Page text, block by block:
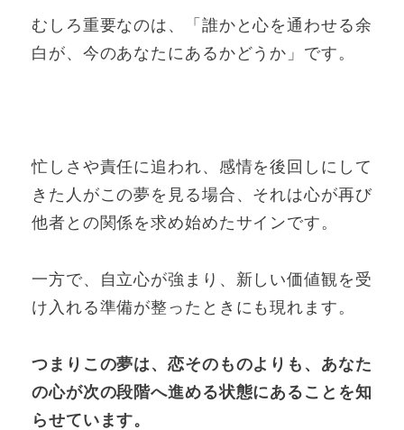
むしろ重要なのは、「誰かと心を通わせる余
白が、今のあなたにあるかどうか」です。
忙しさや責任に追われ、感情を後回しにして
きた人がこの夢を見る場合、それは心が再び
他者との関係を求め始めたサインです。
一方で、自立心が強まり、新しい価値観を受
け入れる準備が整ったときにも現れます。
つまりこの夢は、恋そのものよりも、あなた
の心が次の段階へ進める状態にあることを知
らせています。